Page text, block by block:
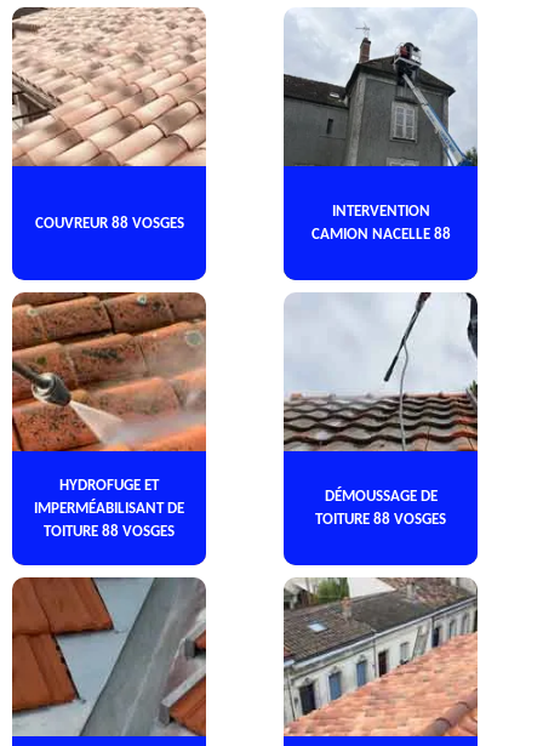
COUVREUR 88 VOSGES
INTERVENTION
CAMION NACELLE 88
HYDROFUGE ET
IMPERMÉABILISANT DE
TOITURE 88 VOSGES
DÉMOUSSAGE DE
TOITURE 88 VOSGES